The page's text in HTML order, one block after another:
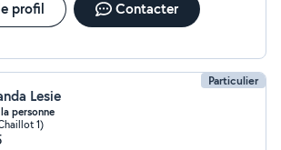
directement sur whasApp j'y suis
vinggggt 17
profil Contacter
Particulier
Lesie
personne
1)